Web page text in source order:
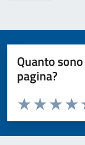
Quanto
pagina?
Valuta da 1 a 5
Valuta
Valuta 2
Valuta 1 stelle